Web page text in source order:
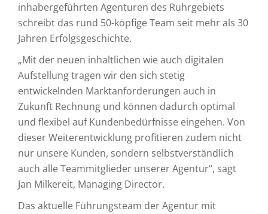
inhabergeführten Agenturen des Ruhrgebiets
schreibt das rund 50-köpfige Team seit mehr als 30
Jahren Erfolgsgeschichte.
„Mit der neuen inhaltlichen wie auch digitalen
Aufstellung tragen wir den sich stetig
entwickelnden Marktanforderungen auch in
Zukunft Rechnung und können dadurch optimal
und flexibel auf Kundenbedürfnisse eingehen. Von
dieser Weiterentwicklung profitieren zudem nicht
nur unsere Kunden, sondern selbstverständlich
auch alle Teammitglieder unserer Agentur“, sagt
Jan Milkereit, Managing Director.
Das aktuelle Führungsteam der Agentur mit